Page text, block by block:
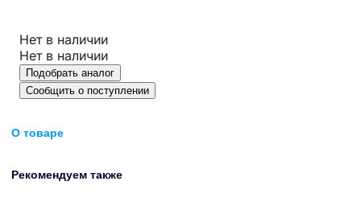
Нет в наличии
Нет в наличии
Подобрать аналог
Сообщить о поступлении
О товаре
Рекомендуем также